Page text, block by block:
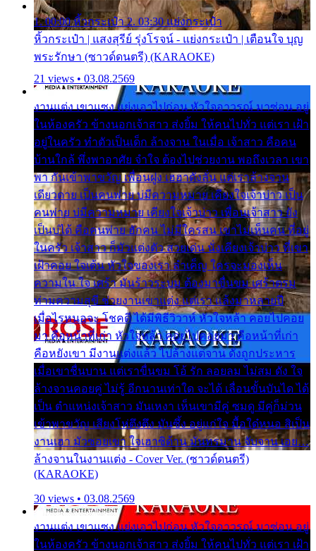
1. 00:00 หิ้วกระเป๋า 2. 03:30 แย่งกระเป๋า
หิ้วกระเป๋า | แสงสุรีย์ รุ่งโรจน์ - แย่งกระเป๋า | เตือนใจ บุญ
พระรักษา (ซาวด์ดนตรี) (KARAOKE)
21 views • 03.08.2569
งานแต่ง เขาแซง แย่งเอาไปก่อน หัวใจอาวรณ์ มาซ่อน อยู่
ในห้องครัว ข้างนอกเจ้าสาว ส่งยิ้ม ให้คนไปทั่ว แต่เรา เฝ้า
อยู่ในครัว ทำตัวเป็นเด็ก ล้างจาน ในเมื่อ เจ้าสาว คือคน
บ้านใกล้ พึ่งพาอาศัย จำใจ ต้องไปช่วยงาน พอถึงเวลา เขา
พา กันเข้าพาขวัญ เพื่อนฝูง เฮฮาดังลั่น แต่เราล้างจาน
เดียวดาย เป็นคนพ่าย บ่มีความหมาย เคียงใจเจ้าบ่าว เป็น
คนพ่าย บ่มีความหมาย เคียงใจเจ้าบ่าว เพื่อนเจ้าสาว ยัง
เป็นบ่ได้ คือคนพ่าย ฮักคน ไม่มีใครสน เขาไม่เห็นคน ที่อยู่
ในครัว เจ้าสาว ก็มัวแต่งตัว สวยเด่น นั่งเคียงเจ้าบ่าว ที่เขา
เฝ้าคอย ใจเต้น หัวใจของเรา ลำเค็ญ ใครจะมองเห็น
ความใน ใจ เศร้า มันร้าวระบม ต้องมาขื่นขม เศร้าตรม
ท่ามความสุขี ช่วยงานเขาแต่ง แต่เรา แล้งมาหลายปี
เมื่อไรหนอจะ โชคดี ได้มีพิธีวิวาห์ หัวใจหล้า คอยไปคอย
มา คือหน้าที่เก่า หัวใจหล้า คอยไปคอยมา คือหน้าที่เก่า
คือหยังเขา มีงานแต่งแล้ว ไปล้างแต่จาน ดั่งถูกประหาร
เมื่อเขาชื่นบาน แต่เราขื่นขม โอ้ รัก ลอยลม ไม่สม ดัง ใจ
ล้างจานคอยคู่ ไม่รู้ อีกนานเท่าใด จะได้ เลื่อนขั้นบันได ได้
เป็น ตำแหน่งเจ้าสาว มันเหงา เห็นเขามีคู่ ซมดู มีคู่ก็ม่วน
เข้าพาขวัญ เสียงโห่ตึงตึง มันซึ้ง อยู่แก่ใจ มื้อใด๋หนอ สิเป็น
งานเฮา มัวซอยเขา ใจเฮาซิด้าน มันทรมาน จับจาน เอย…
ล้างจานในงานแต่ง - Cover Ver. (ซาวด์ดนตรี)
(KARAOKE)
30 views • 03.08.2569
งานแต่ง เขาแซง แย่งเอาไปก่อน หัวใจอาวรณ์ มาซ่อน อยู่
ในห้องครัว ข้างนอกเจ้าสาว ส่งยิ้ม ให้คนไปทั่ว แต่เรา เฝ้า